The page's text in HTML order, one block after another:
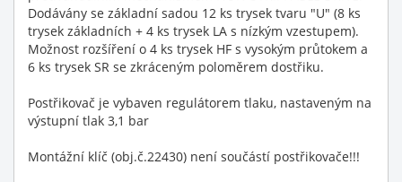
Dodávány se základní sadou 12 ks trysek tvaru "U" (8 ks
trysek základních + 4 ks trysek LA s nízkým vzestupem).
Možnost rozšíření o 4 ks trysek HF s vysokým průtokem a
6 ks trysek SR se zkráceným poloměrem dostřiku.
Postřikovač je vybaven regulátorem tlaku, nastaveným na
výstupní tlak 3,1 bar
Montážní klíč (obj.č.22430) není součástí postřikovače!!!